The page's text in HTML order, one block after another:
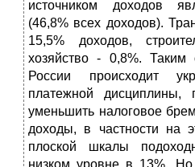
источником доходов
(46,8% всех доходов).
15,5% доходов,
хозяйство - 0,8%. Таким
России происходит
платежной дисциплины,
уменьшить налоговое
доходы, в частности на
плоской шкалы